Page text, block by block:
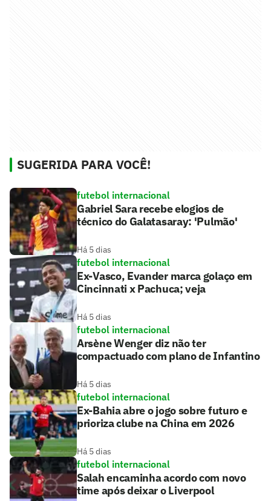
SUGERIDA PARA VOCÊ!
futebol internacional
Gabriel Sara recebe elogios de
técnico do Galatasaray: 'Pulmão'
Há 5 dias
futebol internacional
Ex-Vasco, Evander marca golaço em
Cincinnati x Pachuca; veja
Há 5 dias
futebol internacional
Arsène Wenger diz não ter
compactuado com plano de Infantino
Há 5 dias
futebol internacional
Ex-Bahia abre o jogo sobre futuro e
prioriza clube na China em 2026
Há 5 dias
futebol internacional
Salah encaminha acordo com novo
time após deixar o Liverpool